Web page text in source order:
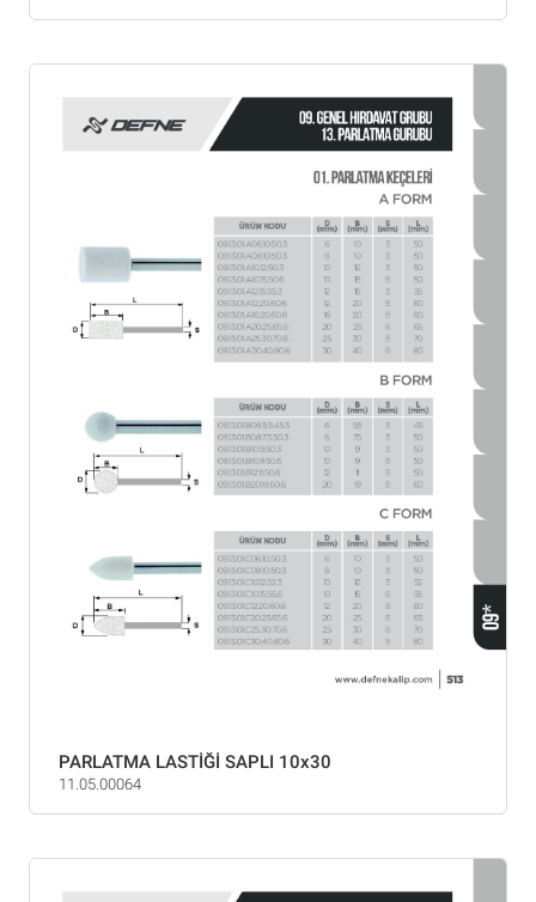
PARLATMA LASTİĞİ SAPLI 10x30
11.05.00064